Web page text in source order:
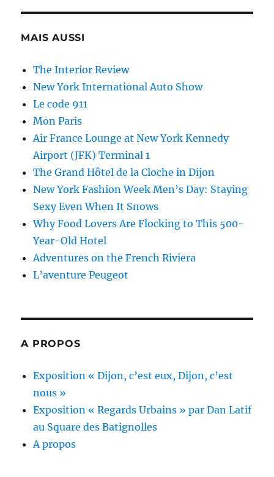
MAIS AUSSI
The Interior Review
New York International Auto Show
Le code 911
Mon Paris
Air France Lounge at New York Kennedy
Airport (JFK) Terminal 1
The Grand Hôtel de la Cloche in Dijon
New York Fashion Week Men’s Day: Staying
Sexy Even When It Snows
Why Food Lovers Are Flocking to This 500-
Year-Old Hotel
Adventures on the French Riviera
L’aventure Peugeot
A PROPOS
Exposition « Dijon, c’est eux, Dijon, c’est
nous »
Exposition « Regards Urbains » par Dan Latif
au Square des Batignolles
A propos